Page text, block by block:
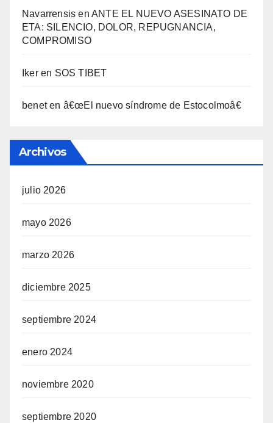
Navarrensis enANTE EL NUEVO ASESINATO DE
ETA: SILENCIO, DOLOR, REPUGNANCIA,
COMPROMISO
Ikeren SOS TIBET
beneten â€œEl nuevo sí­ndrome de Estocolmoâ€
Archivos
julio 2026
mayo 2026
marzo 2026
diciembre 2025
septiembre 2024
enero 2024
noviembre 2020
septiembre 2020